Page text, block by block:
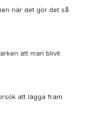
när det gör det så
att man blivit
att lägga fram